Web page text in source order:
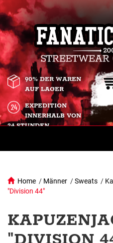
90% DER WAREN
AUF LAGER
EXPEDITION
INNERHALB VON
24 STUNDEN.
Home / Männer /Sweats /
"Division 44"